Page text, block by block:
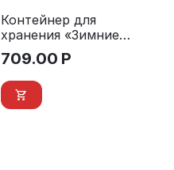
Контейнер для
хранения «Зимние
цветы» 15 л.
709.00 Р